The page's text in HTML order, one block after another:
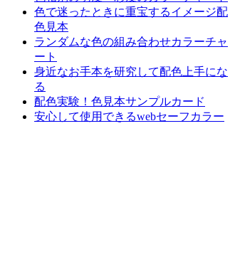
色で迷ったときに重宝するイメージ配
色見本
ランダムな色の組み合わせカラーチャ
ート
身近なお手本を研究して配色上手にな
る
配色実験！色見本サンプルカード
安心して使用できるwebセーフカラー